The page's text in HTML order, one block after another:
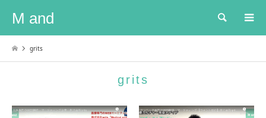
M and 検索
grits
grits